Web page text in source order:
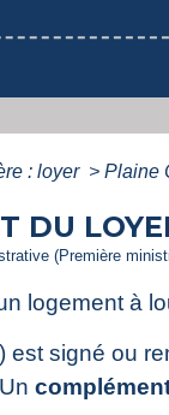
: loyer > Plaine
DU
(Première
logement à
est signé ou